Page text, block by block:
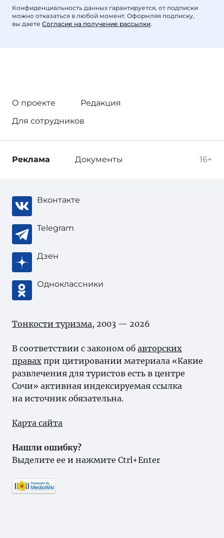
Конфиденциальность данных гарантируется, от подписки
можно отказаться в любой момент. Оформляя подписку,
вы даете Согласие на получение рассылки.
О проекте
Редакция
Для сотрудников
16+
Реклама Документы
Вконтакте
Telegram
Дзен
Одноклассники
Тонкости туризма, 2003 — 2026
В соответствии с законом об авторских
правах при цитировании материала «Какие
развлечения для туристов есть в центре
Сочи» активная индексируемая ссылка
на источник обязательна.
Карта сайта
Нашли ошибку?
Выделите ее и нажмите Ctrl+Enter